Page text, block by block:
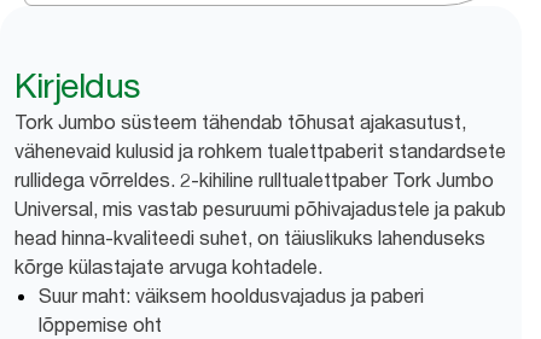
Kirjeldus
Tork Jumbo süsteem tähendab tõhusat ajakasutust,
vähenevaid kulusid ja rohkem tualettpaberit standardsete
rullidega võrreldes. 2-kihiline rulltualettpaber Tork Jumbo
Universal, mis vastab pesuruumi põhivajadustele ja pakub
head hinna-kvaliteedi suhet, on täiuslikuks lahenduseks
kõrge külastajate arvuga kohtadele.
Suur maht: väiksem hooldusvajadus ja paberi
lõppemise oht